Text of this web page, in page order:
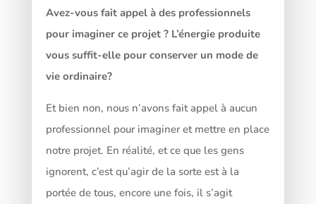
Avez-vous fait appel à des professionnels
pour imaginer ce projet ? L’énergie produite
vous suffit-elle pour conserver un mode de
vie ordinaire?
Et bien non, nous n’avons fait appel à aucun
professionnel pour imaginer et mettre en place
notre projet. En réalité, et ce que les gens
ignorent, c’est qu’agir de la sorte est à la
portée de tous, encore une fois, il s’agit